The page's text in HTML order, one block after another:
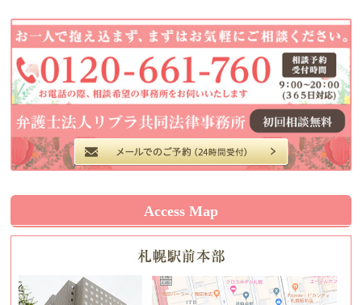
Access Map